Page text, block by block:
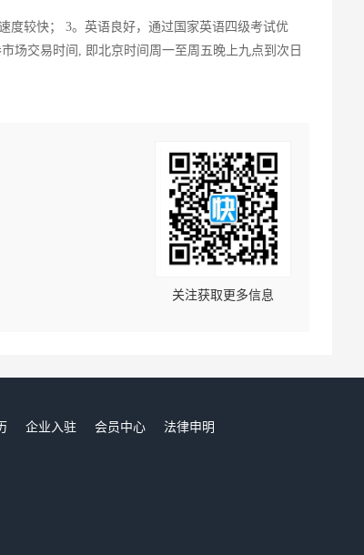
度较快； 3。英语良好，通过国家英语四级考试优
场交易时间, 即北京时间周一至周五晚上九点到次日
关注获取更多信息
企业入驻 会员中心
法律申明